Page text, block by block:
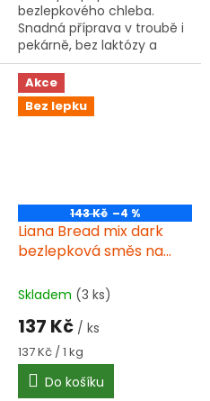
bezlepkového chleba.
Snadná příprava v troubě i
pekárně, bez laktózy a
lepku. Poctivý domácí
chléb kdykoli si
vzpomenete.
Akce
Bez lepku
143 Kč –4 %
Liana Bread mix dark
bezlepková směs na
pohankou 1kg
Skladem (3 ks)
137 Kč / ks
Měrná
cena:
137 Kč / 1 kg
Do košíku